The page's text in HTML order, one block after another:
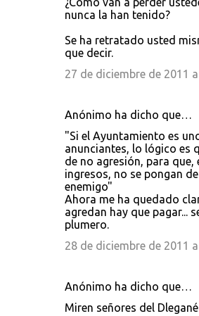
nunca la han tenido?
Se ha retratado usted
que decir.
27 de diciembre de 2011
Anónimo ha dicho que…
"Si el Ayuntamiento es
anunciantes, lo lógico es
de no agresión, para que,
ingresos, no se pongan
enemigo"
Ahora me ha quedado
agredan hay que pagar...
plumero.
28 de diciembre de 2011
Anónimo ha dicho que…
Miren señores del